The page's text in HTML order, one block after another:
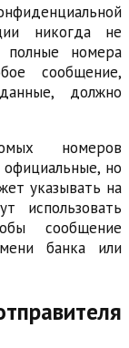
никогда не
полные номера
сообщение,
должно
номеров
но
указывать на
использовать
сообщение
банка или